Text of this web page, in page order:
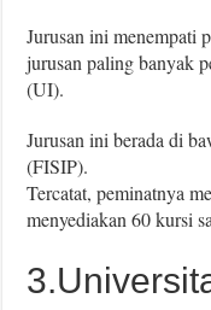
Jurusan ini menempati
jurusan paling banyak
(UI).
Jurusan ini berada di
(FISIP).
Tercatat, peminatnya
menyediakan 60 kursi